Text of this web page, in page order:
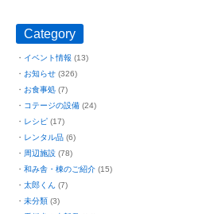
Category
イベント情報 (13)
お知らせ (326)
お食事処 (7)
コテージの設備 (24)
レシピ (17)
レンタル品 (6)
周辺施設 (78)
和み舎・棟のご紹介 (15)
太郎くん (7)
未分類 (3)